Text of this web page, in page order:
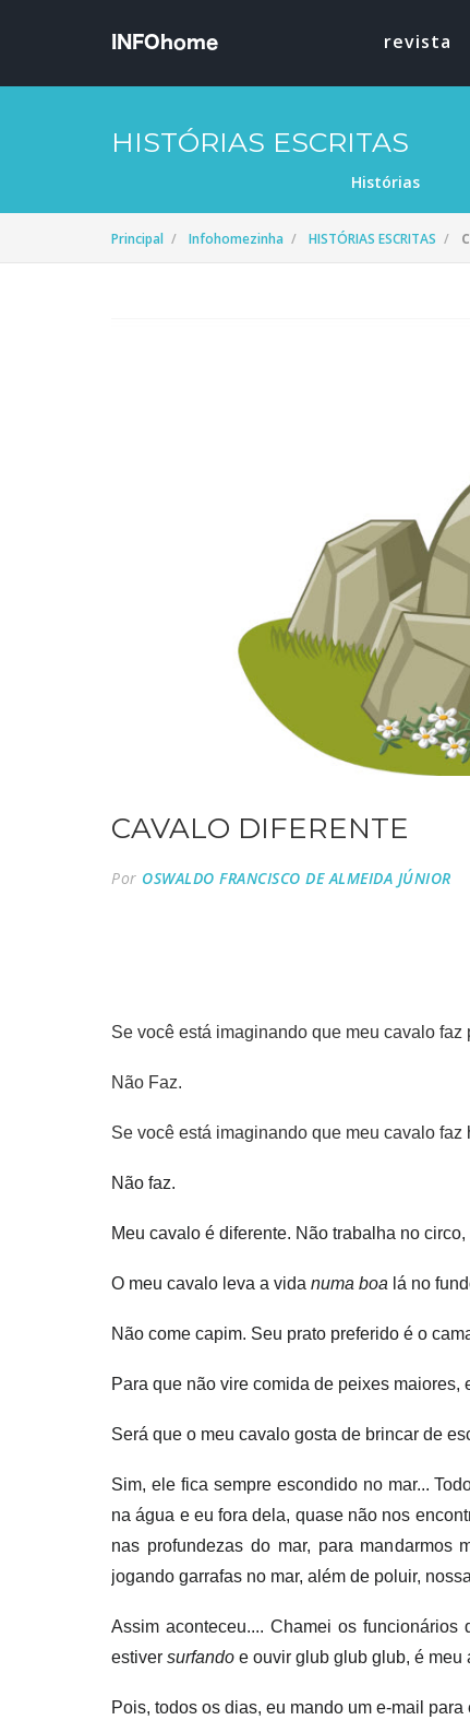
revista
HISTÓRIAS ESCRITAS
Histórias
Principal Infohomezinha HISTÓRIAS ESCRITAS
CAVALO DIFERENTE
Por OSWALDO FRANCISCO DE ALMEIDA JÚNIOR
Se você está imaginando que meu cavalo faz
Não Faz.
Se você está imaginando que meu cavalo faz
Não faz.
Meu cavalo é diferente. Não trabalha no
O meu cavalo leva a vida numa boa lá no
Não come capim. Seu prato preferido é o
Para que não vire comida de peixes
Será que o meu cavalo gosta de brincar de
Sim, ele fica sempre escondido no mar...
na água e eu fora dela, quase não nos
nas profundezas do mar, para mandarmos
jogando garrafas no mar, além de poluir,
Assim aconteceu.... Chamei os
estiver surfando e ouvir glub glub glub, é meu
Pois, todos os dias, eu mando um e-mail